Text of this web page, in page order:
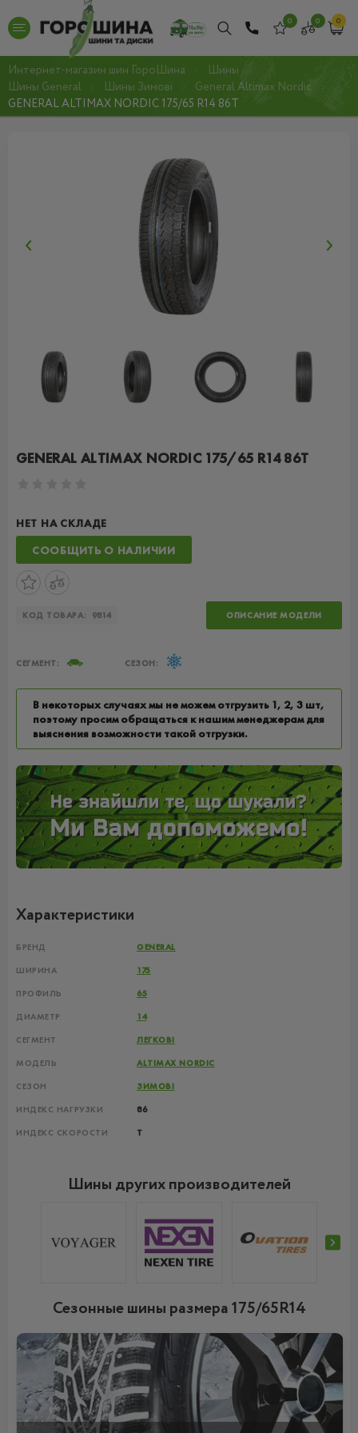
0 0 0
Интернет-магазин шин ГороШина
Шины
Шины General
Шины Зимові
General Altimax Nordic
GENERAL ALTIMAX NORDIC 175/65 R14 86T
GENERAL ALTIMAX NORDIC 175/65 R14 86T
НЕТ НА СКЛАДЕ
СООБЩИТЬ О НАЛИЧИИ
КОД ТОВАРА: 9814 ОПИСАНИЕ МОДЕЛИ
СЕГМЕНТ: СЕЗОН:
В некоторых случаях мы не можем отгрузить 1, 2, 3 шт,
поэтому просим обращаться к нашим менеджерам для
выяснения возможности такой отгрузки.
Характеристики
БРЕНД GENERAL
ШИРИНА 175
ПРОФИЛЬ 65
ДИАМЕТР 14
СЕГМЕНТ ЛЕГКОВІ
МОДЕЛЬ ALTIMAX NORDIC
СЕЗОН ЗИМОВІ
ИНДЕКС НАГРУЗКИ 86
ИНДЕКС СКОРОСТИ T
Шины других производителей
Сезонные шины размера 175/65R14